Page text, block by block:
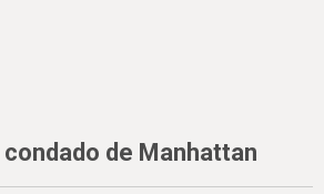
de Manhattan